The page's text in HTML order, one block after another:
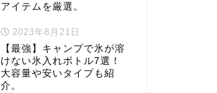
アイテムを厳選。
2023年8月21日
【最強】キャンプで氷が溶
けない氷入れボトル7選！
大容量や安いタイプも紹
介。